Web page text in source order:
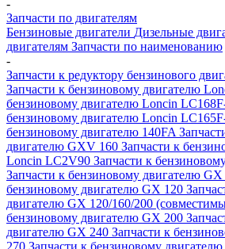
-
Запчасти по двигателям
Бензиновые двигатели Дизельные
двигателям Запчасти по наименованию
-
Запчасти к редуктору бензинового
Запчасти к бензиновому двигателю
бензиновому двигателю Loncin
бензиновому двигателю Loncin
бензиновому двигателю 140FA
двигателю GXV 160 Запчасти к
Loncin LC2V90 Запчасти к
Запчасти к бензиновому двигателю GX
бензиновому двигателю GX 120
двигателю GX 120/160/200
бензиновому двигателю GX 200
двигателю GX 240 Запчасти к
270 Запчасти к бензиновому